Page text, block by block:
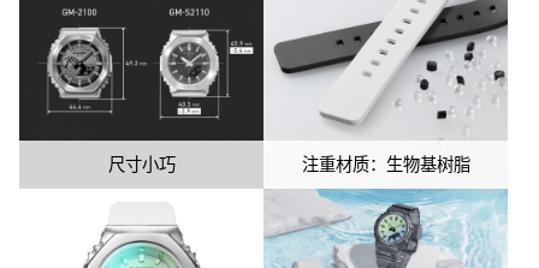
尺寸小巧 注重材质：生物基树脂